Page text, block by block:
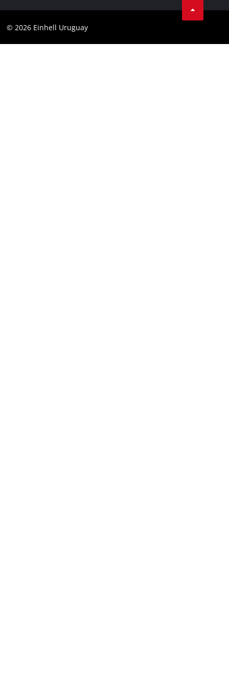
Cumplimiento
Garantía PurePower Brushless
© 2026 Einhell Uruguay